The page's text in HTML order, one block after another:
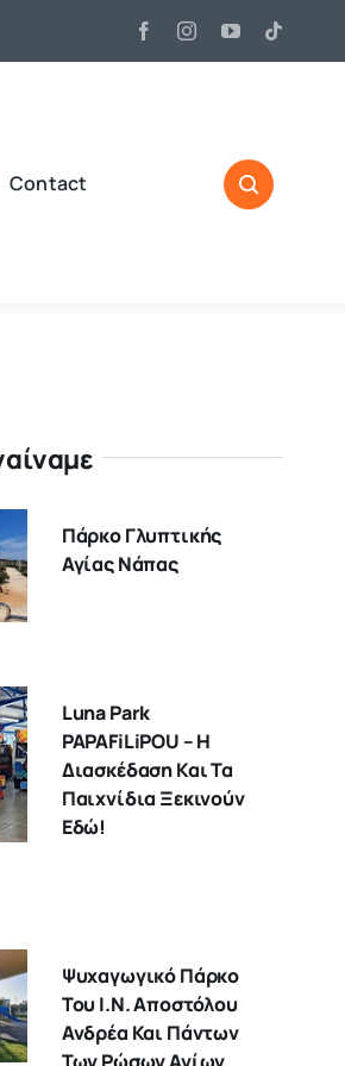
Contact
Πάρκο Γλυπτικής
Αγίας Νάπας
Luna Park
PAPAFiLiPOU – Η
Διασκέδαση Και Τα
Παιχνίδια Ξεκινούν
Εδώ!
Ψυχαγωγικό Πάρκο
Του Ι.Ν. Αποστόλου
Ανδρέα Και Πάντων